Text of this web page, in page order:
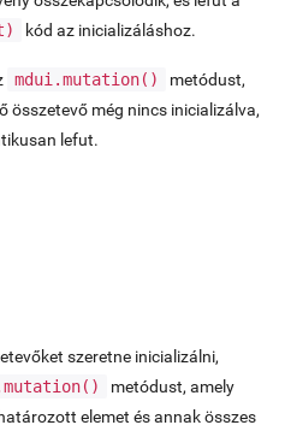
kód az inicializáláshoz.
mdui.mutation()
metódust,
összetevő még nincs inicializálva,
lefut.
szeretne inicializálni,
metódust, amely
elemet és annak összes